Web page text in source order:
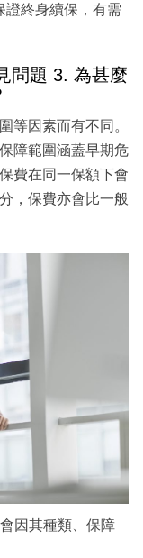
證終身續保，有需
問題 3. 為甚麼
等因素而有不同。
障範圍涵蓋早期危
費在同一保額下會
，保費亦會比一般
因其種類、保障